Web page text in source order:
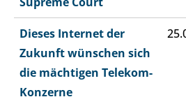
Dieses Internet der
Zukunft wünschen sich
die mächtigen Telekom-
Konzerne